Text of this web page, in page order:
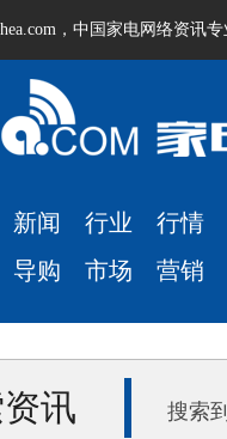
，中国家电网络资讯
新闻 行业 行情
导购
市场 营销
讯 搜索